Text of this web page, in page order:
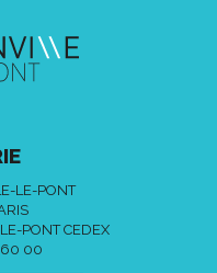
LE-PONT
PONT CEDEX
60 00